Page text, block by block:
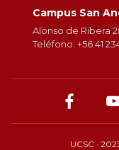
Campus San
Alonso de Ribera
Teléfono: +56 41
UCSC ·